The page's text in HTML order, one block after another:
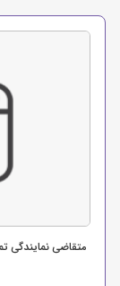
متقاضی نمایندگی